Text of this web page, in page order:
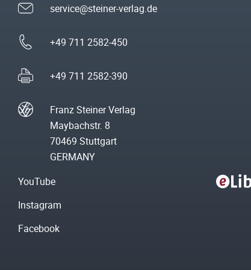
service@steiner-verlag.de
+49 711 2582-450
+49 711 2582-390
Franz Steiner Verlag
Maybachstr. 8
70469 Stuttgart
GERMANY
YouTube
Instagram
Facebook